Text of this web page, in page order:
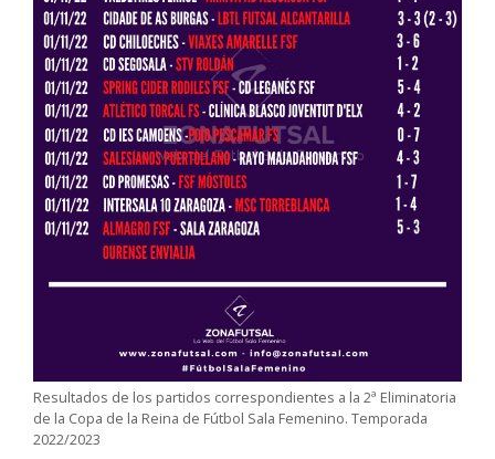
Resultados de los partidos correspondientes a la 2ª Eliminatoria
de la Copa de la Reina de Fútbol Sala Femenino. Temporada
2022/2023